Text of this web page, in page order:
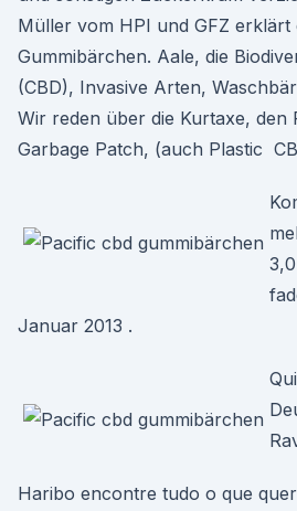
Müller vom HPI und GFZ erklärt
Gummibärchen. Aale, die
(CBD), Invasive Arten,
Wir reden über die Kurtaxe, den
Garbage Patch, (auch Plastic
Januar 2013 .
Haribo encontre tudo o que